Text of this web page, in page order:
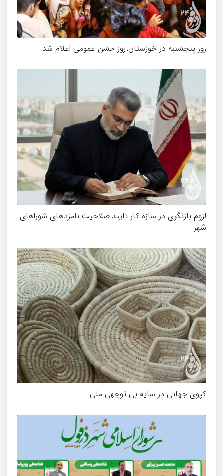
روز پنجشنبه در خوزستان،روز جشن عمومی اعلام شد
لزوم بازنگری در سازه کار تایید صلاحیت نامزدهای شوراهای
شهر
کپوی جهانی در سایه بی توجهی ملی